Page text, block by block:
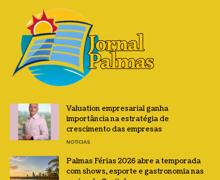
Valuation empresarial ganha
importância na estratégia de
crescimento das empresas
NOTÍCIAS
Palmas Férias 2026 abre a temporada
com shows, esporte e gastronomia nas